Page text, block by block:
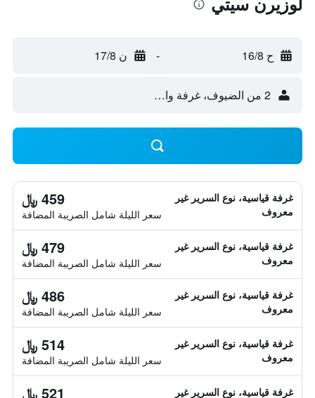
ح 16/8 - ن 17/8
2 من الضيوف، غرفة واحدة
غرفة قياسية، نوع السرير غير
معروف
459 ﷼
سعر الليلة شامل الصريبة المضافة
غرفة قياسية، نوع السرير غير
معروف
479 ﷼
سعر الليلة شامل الصريبة المضافة
غرفة قياسية، نوع السرير غير
معروف
486 ﷼
سعر الليلة شامل الصريبة المضافة
غرفة قياسية، نوع السرير غير
معروف
514 ﷼
سعر الليلة شامل الصريبة المضافة
غرفة قياسية، نوع السرير غير
521 ﷼